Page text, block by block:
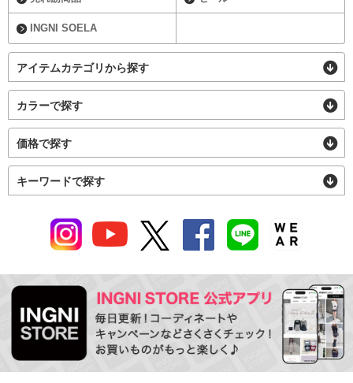
INGNI SOELA
アイテムカテゴリから探す
カラーで探す
価格で探す
キーワードで探す